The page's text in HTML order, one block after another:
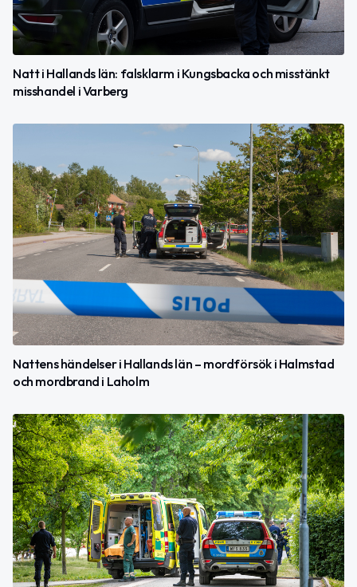
Natt i Hallands län: falsklarm i Kungsbacka och misstänkt
misshandel i Varberg
Nattens händelser i Hallands län – mordförsök i Halmstad
och mordbrand i Laholm